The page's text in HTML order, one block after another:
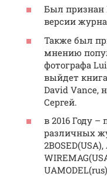
Был признан
версии
Также был
мнению
фотографа
выйдет
David Vance,
Сергей.
в 2016 Году –
различных